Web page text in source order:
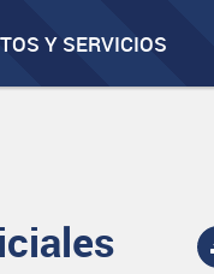
Y SERVICIOS